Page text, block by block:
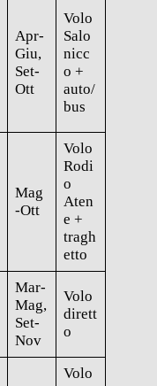
Apr-
Giu,
Set-
Ott
Volo
Salo
nicc
o +
auto/
bus
Mag
-Ott
Volo
Rodi
o
Aten
e +
tragh
etto
Mar-
Mag,
Set-
Nov
Volo
dirett
o
Volo